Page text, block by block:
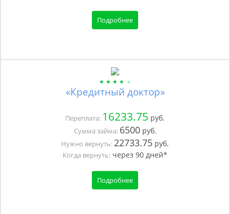
Подробнее
«Кредитный доктор»
Переплата: 16233.75 руб.
Сумма займа: 6500руб.
Нужно вернуть: 22733.75 руб.
Когда вернуть: через 90 дней*
Подробнее